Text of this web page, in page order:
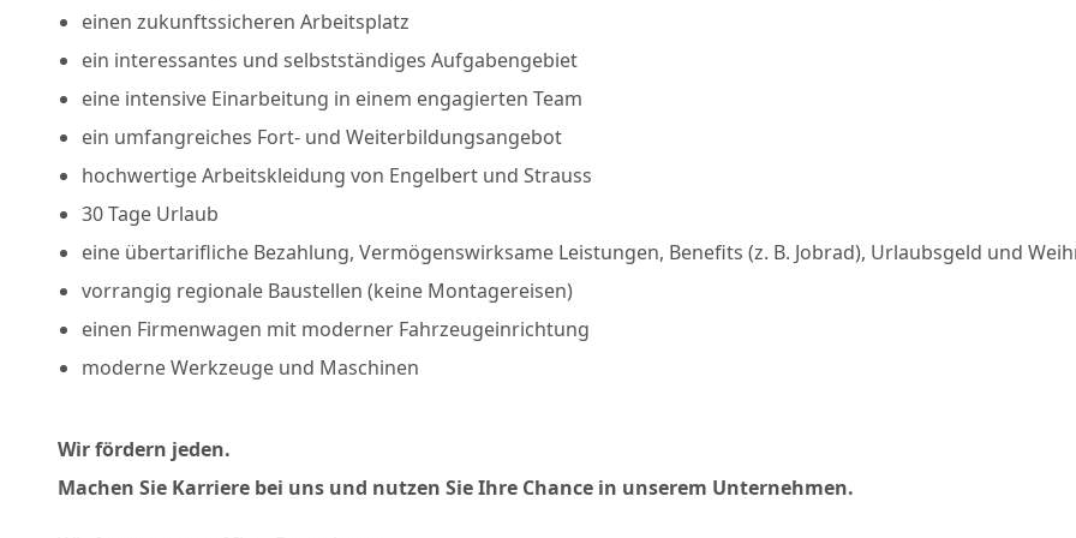
einen zukunftssicheren Arbeitsplatz
ein interessantes und selbstständiges Aufgabengebiet
eine intensive Einarbeitung in einem engagierten Team
ein umfangreiches Fort- und Weiterbildungsangebot
hochwertige Arbeitskleidung von Engelbert und Strauss
30 Tage Urlaub
eine übertarifliche Bezahlung, Vermögenswirksame Leistungen, Benefits (z. B. Jobrad), Urlaubsgeld und
vorrangig regionale Baustellen (keine Montagereisen)
einen Firmenwagen mit moderner Fahrzeugeinrichtung
moderne Werkzeuge und Maschinen
Wir fördern jeden.
Machen Sie Karriere bei uns und nutzen Sie Ihre Chance in unserem Unternehmen.